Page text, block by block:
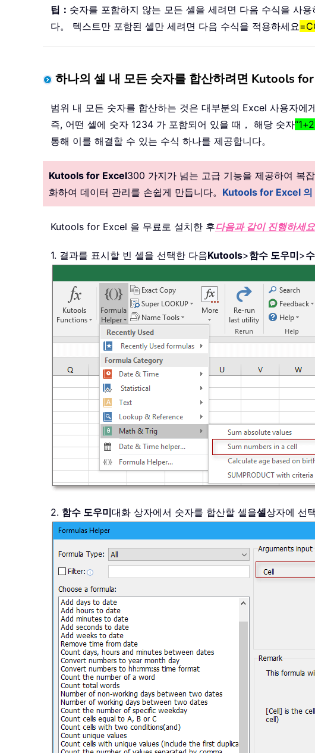
팁： 숫자를 포함하지 않는 모든 셀을 세려면 다음 수식을 사용
다。 텍스트만 포함된 셀만 세려면 다음 수식을 적용하세요
하나의 셀 내 모든 숫자를 합산하려면 Kutools
범위 내 모든 숫자를 합산하는 것은 대부분의 Excel 사용자
즉, 어떤 셀에 숫자 1234 가 포함되어 있을 때， 해당 숫자
통해 이를 해결할 수 있는 수식 하나를 제공합니다。
Kutools for Excel300 가지가 넘는 고급 기능을 제공하여 복
화하여 데이터 관리를 손쉽게 만듭니다。 Kutools for Excel 의
Kutools for Excel 을 무료로 설치한 후다음과 같이 진행하세요
1. 결과를 표시할 빈 셀을 선택한 다음Kutools>함수 도우미>
2. 함수 도우미대화 상자에서 숫자를 합산할 셀을셀상자에 선